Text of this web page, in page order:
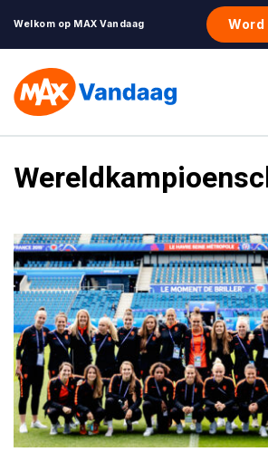
Welkom op MAX Vandaag Word